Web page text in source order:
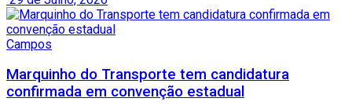
Campos
Marquinho do Transporte tem candidatura
confirmada em convenção estadual